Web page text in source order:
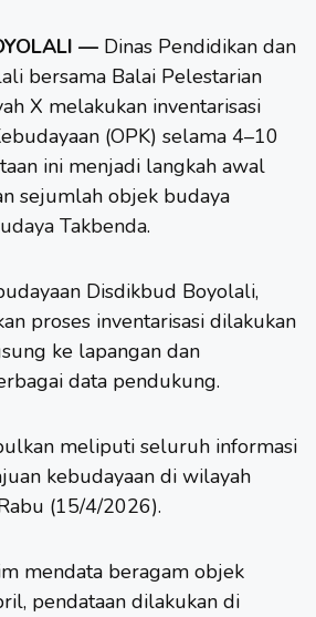
— Dinas Pendidikan dan
bersama Balai Pelestarian
X melakukan inventarisasi
(OPK) selama 4–10
ini menjadi langkah awal
sejumlah objek budaya
Takbenda.
Disdikbud Boyolali,
proses inventarisasi dilakukan
ke lapangan dan
data pendukung.
meliputi seluruh informasi
kebudayaan di wilayah
(15/4/2026).
mendata beragam objek
pendataan dilakukan di